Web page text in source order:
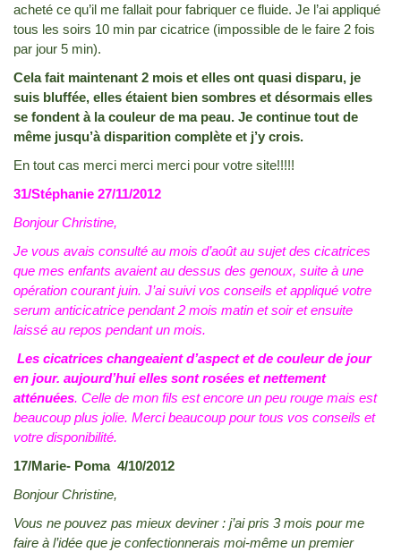
acheté ce qu’il me fallait pour fabriquer ce fluide. Je l’ai appliqué
tous les soirs 10 min par cicatrice (impossible de le faire 2 fois
par jour 5 min).
Cela fait maintenant 2 mois et elles ont quasi disparu, je
suis bluffée, elles étaient bien sombres et désormais elles
se fondent à la couleur de ma peau. Je continue tout de
même jusqu’à disparition complète et j’y crois.
En tout cas merci merci merci pour votre site!!!!!
31/Stéphanie 27/11/2012
Bonjour Christine,
Je vous avais consulté au mois d’août au sujet des cicatrices
que mes enfants avaient au dessus des genoux, suite à une
opération courant juin. J’ai suivi vos conseils et appliqué votre
serum anticicatrice pendant 2 mois matin et soir et ensuite
laissé au repos pendant un mois.
Les cicatrices changeaient d’aspect et de couleur de jour
en jour. aujourd’hui elles sont rosées et nettement
atténuées. Celle de mon fils est encore un peu rouge mais est
beaucoup plus jolie. Merci beaucoup pour tous vos conseils et
votre disponibilité.
17/Marie- Poma 4/10/2012
Bonjour Christine,
Vous ne pouvez pas mieux deviner : j’ai pris 3 mois pour me
faire à l’idée que je confectionnerais moi-même un premier